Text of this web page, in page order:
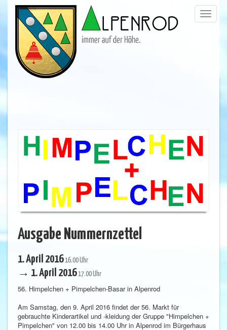
Menü
Ausgabe Nummernzettel
1. April 201616.00 Uhr
→ 1. April 201617.00 Uhr
56. Himpelchen + Pimpelchen-Basar in Alpenrod
Am Samstag, den 9. April 2016 findet der 56. Markt für
gebrauchte Kinderartikel und -kleidung der Gruppe "Himpelchen +
Pimpelchen" von 12.00 bis 14.00 Uhr in Alpenrod im Bürgerhaus